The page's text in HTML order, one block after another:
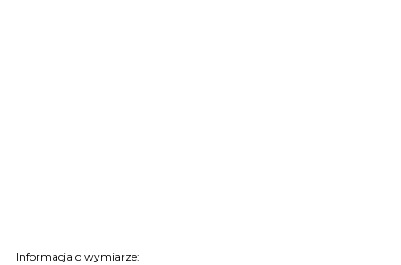
Informacja o wymiarze: